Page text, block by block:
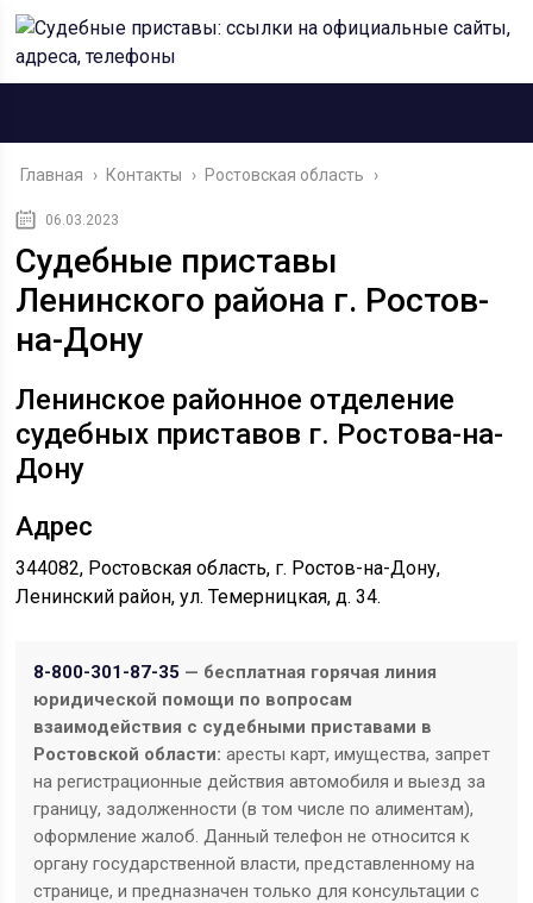
Главная › Контакты › Ростовская область ›
06.03.2023
Судебные приставы
Ленинского района г. Ростов-
на-Дону
Ленинское районное отделение
судебных приставов г. Ростова-на-
Дону
Адрес
344082, Ростовская область, г. Ростов-на-Дону,
Ленинский район, ул. Темерницкая, д. 34.
8-800-301-87-35 — бесплатная горячая линия
юридической помощи по вопросам
взаимодействия с судебными приставами в
Ростовской области: аресты карт, имущества, запрет
на регистрационные действия автомобиля и выезд за
границу, задолженности (в том числе по алиментам),
оформление жалоб. Данный телефон не относится к
органу государственной власти, представленному на
странице, и предназначен только для консультации с